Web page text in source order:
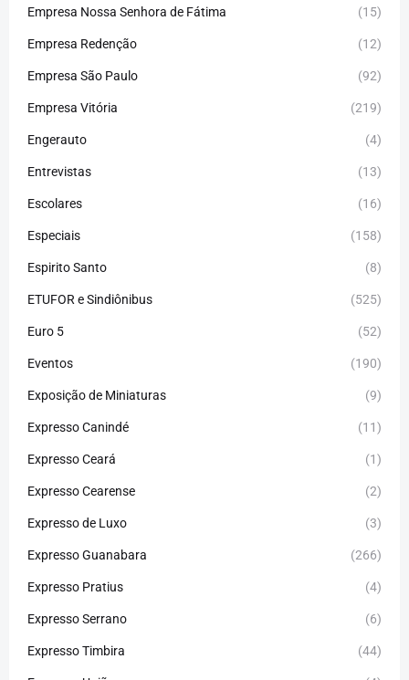
Empresa Nossa Senhora de Fátima (15)
Empresa Redenção (12)
Empresa São Paulo (92)
Empresa Vitória (219)
Engerauto (4)
Entrevistas (13)
Escolares (16)
Especiais (158)
Espirito Santo (8)
ETUFOR e Sindiônibus (525)
Euro 5 (52)
Eventos (190)
Exposição de Miniaturas (9)
Expresso Canindé (11)
Expresso Ceará (1)
Expresso Cearense (2)
Expresso de Luxo (3)
Expresso Guanabara (266)
Expresso Pratius (4)
Expresso Serrano (6)
Expresso Timbira (44)